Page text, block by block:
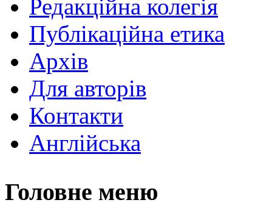
Редакційна колегія
Публікаційна етика
Архів
Для авторів
Контакти
Англійська
Головне меню